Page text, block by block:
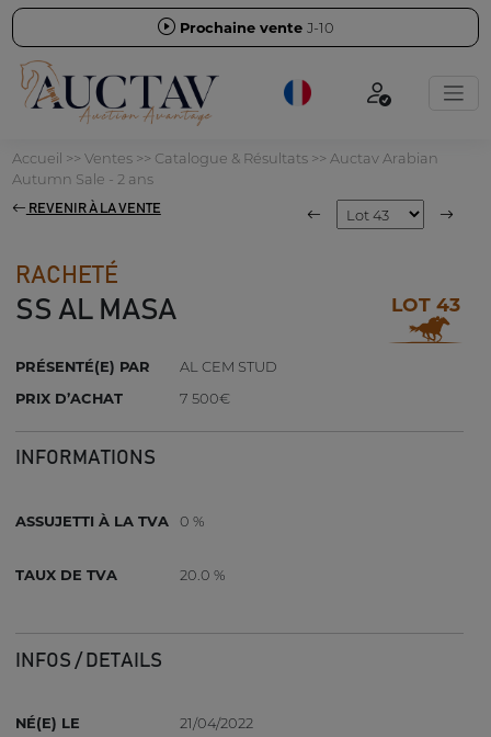
Prochaine vente J-10
Accueil >> Ventes>> Catalogue & Résultats>> Auctav Arabian
Autumn Sale - 2 ans
REVENIR À LA VENTE
RACHETÉ
SS AL MASA LOT 43
PRÉSENTÉ(E) PAR
AL CEM STUD
PRIX D’ACHAT
7 500€
INFORMATIONS
ASSUJETTI À LA TVA 0 %
TAUX DE TVA 20.0 %
INFOS / DETAILS
NÉ(E) LE
21/04/2022